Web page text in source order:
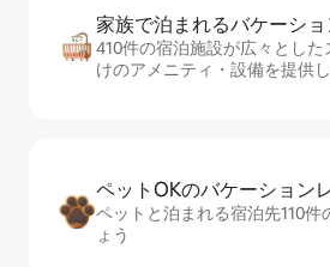
家族で泊まれるバ⁠ケ⁠ー⁠シ⁠
410件の宿泊施設が広々とし
けのアメニティ・設備を提供
ペットOKのバ⁠ケ⁠ー⁠シ⁠ョ⁠ン
ペットと泊まれる宿泊先110件
ょう